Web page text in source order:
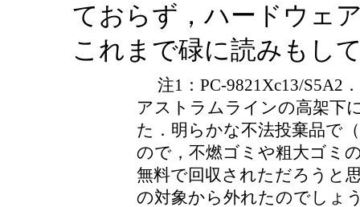
ておらず，ハードウェ
これまで碌に読みもし
注1：PC-9821Xc13/S5A2
アストラムラインの高架下
た．明らかな不法投棄品で
ので，不燃ゴミや粗大ゴミ
無料で回収されただろうと
の対象から外れたのでしょ